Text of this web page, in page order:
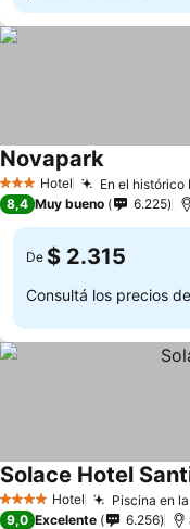
3 Estrellas
Hotel En el histórico
Novapark
8,4 Muy bueno 6.225
De $ 2.315
Consultá los precios de
4 EstrellasHotel Piscina en
Solace Hotel
9,0 Excelente 6.256